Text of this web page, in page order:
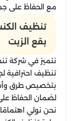
مع الحفاظ على
تنظيف
بقع الزيت
نتميز في شركة
تنظيف احترافية
بتخصيص طرق
لضمان الحفاظ
نحن نولي